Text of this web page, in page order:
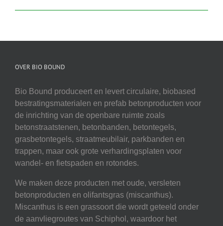
OVER BIO BOUND
Bio Bound produceert en levert circulaire, biobased
bestratingsmaterialen en prefab betonproducten voor
de inrichting van de openbare ruimte zoals
betonstraatstenen, betonbanden, betontegels,
grasbetontegels, straatmeubilair, parkbanden en
trappen, maar ook grote verhardingsplaten voor
wandel- en fietspaden en rotondes.
We maken deze producten met oude, versleten
betonproducten en olifantsgras (miscanthus).
Miscanthus is een grassoort die wordt geteeld onder
de aanvliegroutes van Schiphol, waardoor het